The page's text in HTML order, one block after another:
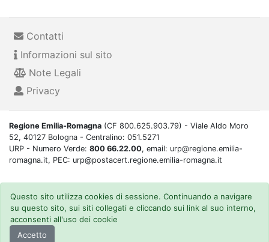
Contatti
Informazioni sul sito
Note Legali
Privacy
Regione Emilia-Romagna (CF 800.625.903.79) - Viale Aldo Moro
52, 40127 Bologna - Centralino: 051.5271
URP - Numero Verde: 800 66.22.00, email: urp@regione.emilia-
romagna.it, PEC: urp@postacert.regione.emilia-romagna.it
Questo sito utilizza cookies di sessione. Continuando a navigare
su questo sito, sui siti collegati e cliccando sui link al suo interno,
acconsenti all'uso dei cookie
Accetto